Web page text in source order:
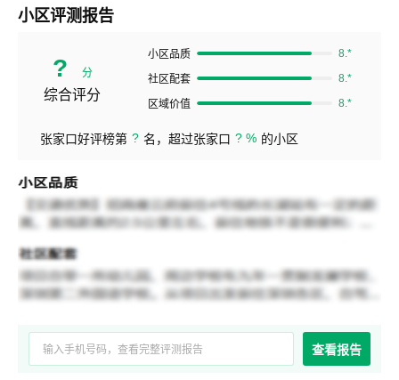
小区评测报告
? 分
综合评分
张家口好评榜第 ? 名，超过张家口 ? % 的小区
小区品质 8.*
社区配套 8.*
区域价值 8.*
查看报告